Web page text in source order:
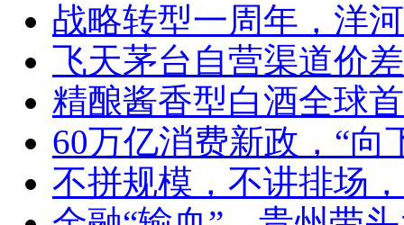
战略转型一周年，洋
飞天茅台自营渠道价
精酿酱香型白酒全球
60万亿消费新政，“向
不拼规模，不讲排场